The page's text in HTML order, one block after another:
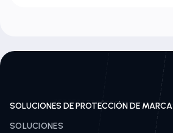
SOLUCIONES DE PROTECCIÓN DE MARCA
SOLUCIONES